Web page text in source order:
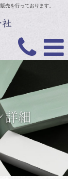
売を行っております。